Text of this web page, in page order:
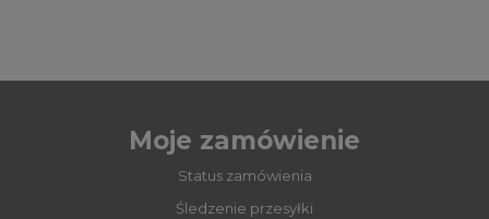
Moje zamówienie
Status zamówienia
Śledzenie przesyłki